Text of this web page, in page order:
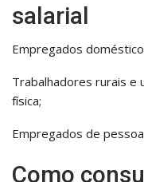
salarial
Empregados
Trabalhadores rurais e
física;
Empregados de
Como